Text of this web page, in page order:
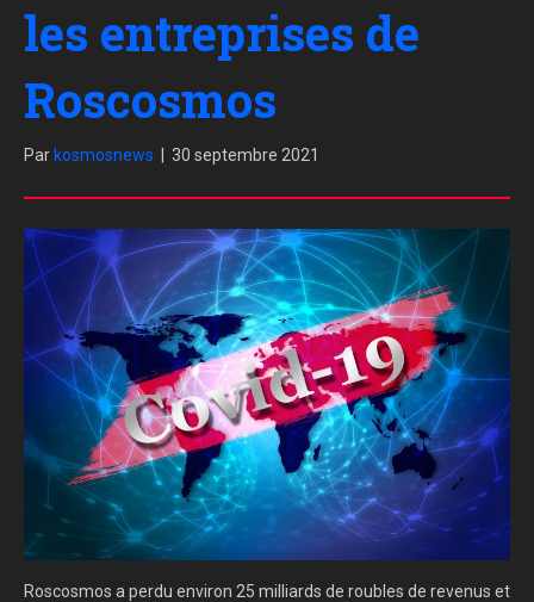
les entreprises de
Roscosmos
Par kosmosnews 30 septembre 2021
Roscosmos a perdu environ 25 milliards de roubles de revenus et